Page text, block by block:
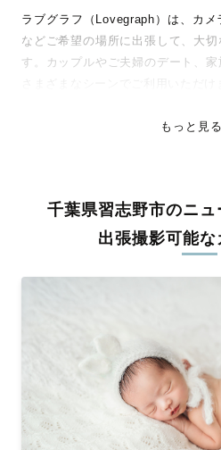
ラブグラフ（Lovegraph）は、カ
などご希望の場所に出張して、大
す。カップルやご夫婦のデート、家
ありのままの空気感を大切に、何
料金は全国どこでも一律。わかり
リジナルの研修と厳正な審査に合
ィを身につけたプロのカメラマン
撮影後は、独自の編集技術で写真
整。自然な雰囲気を残しつつも、
に。きっと「こんな写真を撮って
出会えます。まずは、ラブグラフの
もっと見る
千葉県習志野市のニ
出張撮影可能